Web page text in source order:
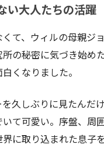
い大人たちの活躍
て、ウィルの母親ジ
の秘密に気づき始め
くなりました。
久しぶりに見たんだ
て可愛い。序盤、周
に取り込まれた息子